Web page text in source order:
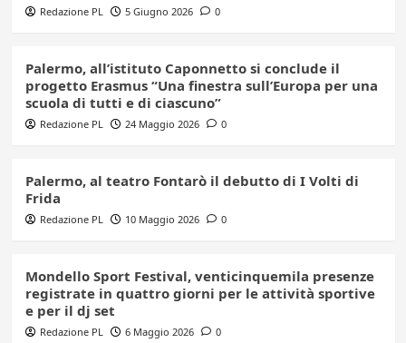
Redazione PL 5 Giugno 2026 0
Palermo, all’istituto Caponnetto si conclude il
progetto Erasmus “Una finestra sull’Europa per una
scuola di tutti e di ciascuno”
Redazione PL 24 Maggio 2026 0
Palermo, al teatro Fontarò il debutto di I Volti di
Frida
Redazione PL 10 Maggio 2026 0
Mondello Sport Festival, venticinquemila presenze
registrate in quattro giorni per le attività sportive
e per il dj set
Redazione PL 6 Maggio 2026 0